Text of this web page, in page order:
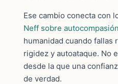
Ese cambio conecta con
Neff sobre autocompasión
humanidad cuando fallas
rigidez y autoataque. No
desde la que una
de verdad.